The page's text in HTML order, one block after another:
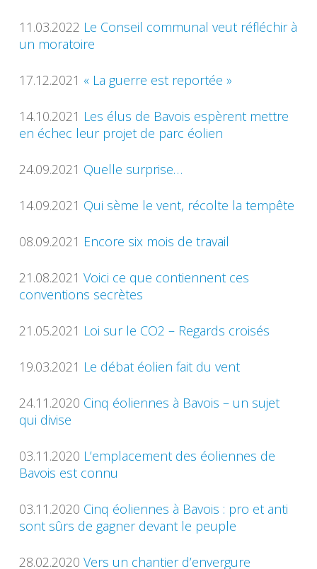
11.03.2022 Le Conseil communal veut réfléchir à
un moratoire
17.12.2021 « La guerre est reportée »
14.10.2021 Les élus de Bavois espèrent mettre
en échec leur projet de parc éolien
24.09.2021 Quelle surprise…
14.09.2021 Qui sème le vent, récolte la tempête
08.09.2021 Encore six mois de travail
21.08.2021 Voici ce que contiennent ces
conventions secrètes
21.05.2021 Loi sur le CO2 – Regards croisés
19.03.2021 Le débat éolien fait du vent
24.11.2020 Cinq éoliennes à Bavois – un sujet
qui divise
03.11.2020 L’emplacement des éoliennes de
Bavois est connu
03.11.2020 Cinq éoliennes à Bavois : pro et anti
sont sûrs de gagner devant le peuple
28.02.2020 Vers un chantier d’envergure